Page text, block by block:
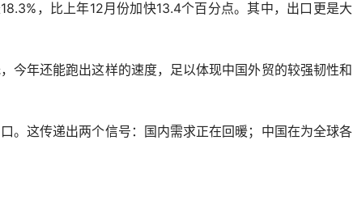
，比上年12月份加快13.4个百分点。其中，出口更是大
年还能跑出这样的速度，足以体现中国外贸的较强韧性和
这传递出两个信号：国内需求正在回暖；中国在为全球各